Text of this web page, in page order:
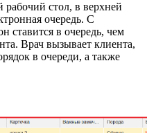
стол, в верхней
очередь. С
ставится в очередь, чем
Врач вызывает клиента,
в очереди, а также